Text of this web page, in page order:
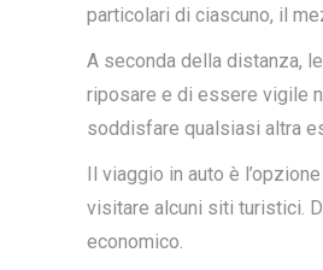
particolari di ciascuno, il
A seconda della distanza,
riposare e di essere vigile
soddisfare qualsiasi altra
Il viaggio in auto è
visitare alcuni siti turistici.
economico.